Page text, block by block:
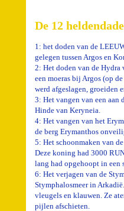
De 12
1: het doden van de
gelegen tussen Argos en
2: Het doden van de
een moeras bij Argos (op
werd afgeslagen, groeiden
3: Het vangen van een aan
Hinde van Keryneia.
4: Het vangen van het
de berg Erymanthos
5: Het schoonmaken van
Deze koning had 3000
lang had opgehoopt in een
6: Het verjagen van de
Stymphalosmeer in
vleugels en klauwen. Ze
pijlen afschieten.